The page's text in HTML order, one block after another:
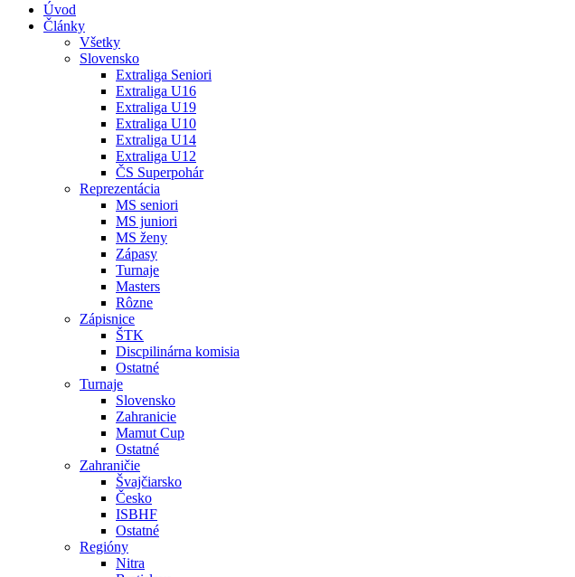
Úvod
Články
Všetky
Slovensko
Extraliga Seniori
Extraliga U16
Extraliga U19
Extraliga U10
Extraliga U14
Extraliga U12
ČS Superpohár
Reprezentácia
MS seniori
MS juniori
MS ženy
Zápasy
Turnaje
Masters
Rôzne
Zápisnice
ŠTK
Discpilinárna komisia
Ostatné
Turnaje
Slovensko
Zahranicie
Mamut Cup
Ostatné
Zahraničie
Švajčiarsko
Česko
ISBHF
Ostatné
Regióny
Nitra